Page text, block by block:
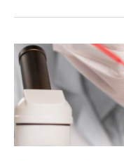
Quais
são
as
Vantagens
e
Desvantagens